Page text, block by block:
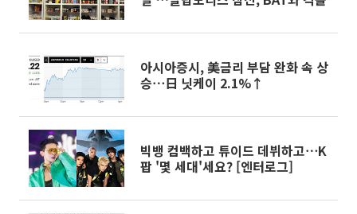
아시아증시, 美금리 부담 완화 속 상
승⋯日 닛케이 2.1%↑
빅뱅 컴백하고 튜이드 데뷔하고⋯K
팝 '몇 세대'세요? [엔터로그]